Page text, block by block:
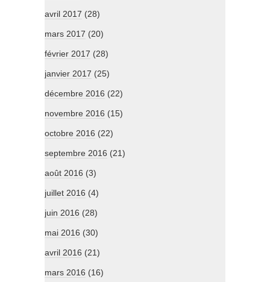
avril 2017 (28)
mars 2017 (20)
février 2017 (28)
janvier 2017 (25)
décembre 2016 (22)
novembre 2016 (15)
octobre 2016 (22)
septembre 2016 (21)
août 2016 (3)
juillet 2016 (4)
juin 2016 (28)
mai 2016 (30)
avril 2016 (21)
mars 2016 (16)